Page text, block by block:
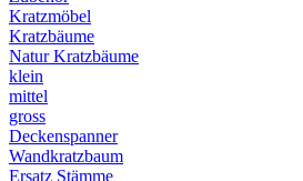
Kratzmöbel
Kratzbäume
Natur Kratzbäume
klein
mittel
gross
Deckenspanner
Wandkratzbaum
Ersatz Stämme